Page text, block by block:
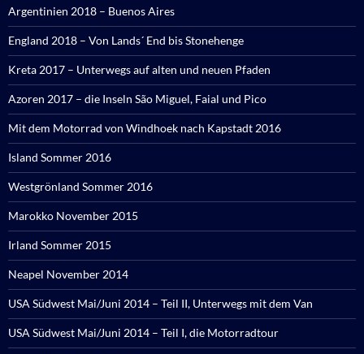
Argentinien 2018 – Buenos Aires
England 2018 – Von Lands´ End bis Stonehenge
Kreta 2017 – Unterwegs auf alten und neuen Pfaden
Azoren 2017 – die Inseln São Miguel, Faial und Pico
Mit dem Motorrad von Windhoek nach Kapstadt 2016
Island Sommer 2016
Westgrönland Sommer 2016
Marokko November 2015
Irland Sommer 2015
Neapel November 2014
USA Südwest Mai/Juni 2014 – Teil II, Unterwegs mit dem Van
USA Südwest Mai/Juni 2014 – Teil I, die Motorradtour